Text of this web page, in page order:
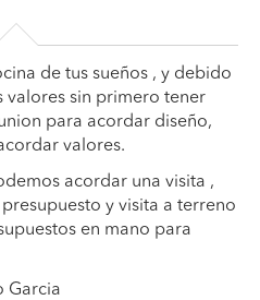
de tus sueños , y debido
valores sin primero tener
para acordar diseño,
valores.
acordar una visita ,
y visita a terreno
en mano para
Garcia